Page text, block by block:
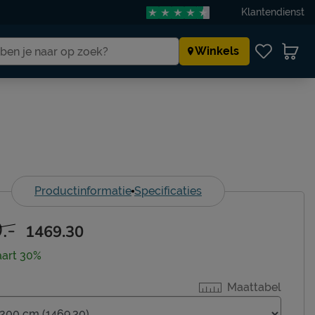
Klantendienst
Winkels
Productinformatie Specificaties
Maattabel
1469.30
30%